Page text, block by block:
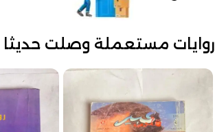
روايات مستعملة وصلت حديثا